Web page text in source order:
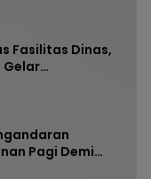
Fasilitas Dinas,
Gelar
Pagi Demi